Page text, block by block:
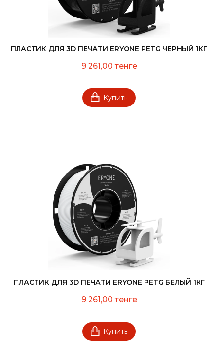
ПЛАСТИК ДЛЯ 3D ПЕЧАТИ ERYONE PETG ЧЕРНЫЙ 1КГ
9 261,00 тенге
Купить
ПЛАСТИК ДЛЯ 3D ПЕЧАТИ ERYONE PETG БЕЛЫЙ 1КГ
9 261,00 тенге
Купить